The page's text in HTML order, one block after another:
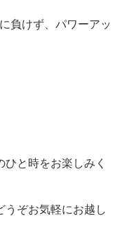
負けず、パワーアッ
と時をお楽しみく
うぞお気軽にお越し